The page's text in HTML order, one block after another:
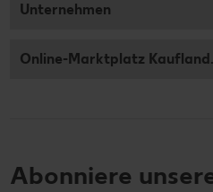
Unternehmen
Online-Marktplatz
Abonniere